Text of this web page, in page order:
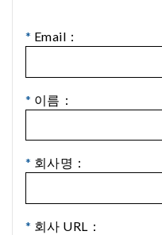
* Email：
* 이름：
* 회사명：
* 회사 URL：